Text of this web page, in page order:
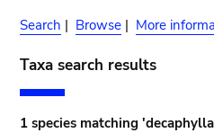
Search | Browse | More
Taxa search results
1 species matching